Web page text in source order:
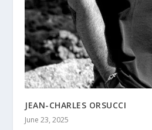
JEAN-CHARLES ORSUCCI
June 23, 2025